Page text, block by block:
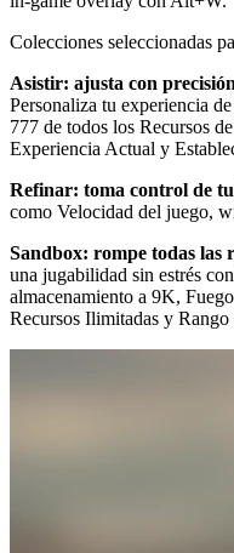
Colecciones seleccionadas
Asistir: ajusta con
Personaliza tu experiencia
777 de todos los Recursos
Experiencia Actual y
Refinar: toma control de
como Velocidad del juego,
Sandbox: rompe todas las
una jugabilidad sin estrés
almacenamiento a 9K,
Recursos Ilimitadas y